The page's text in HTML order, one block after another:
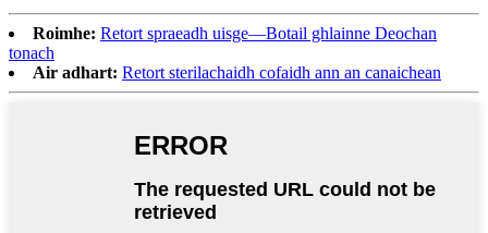
Roimhe: Retort spraeadh uisge—Botail ghlainne Deochan
tonach
Air adhart: Retort sterilachaidh cofaidh ann an canaichean